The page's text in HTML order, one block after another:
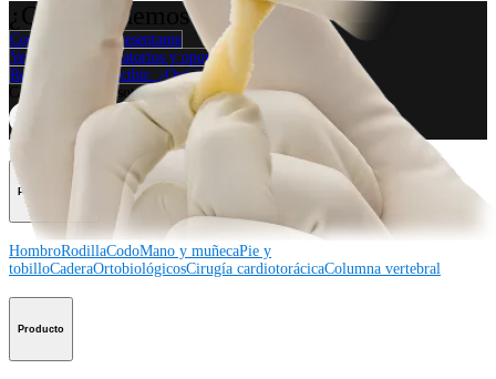
¿Cómo podemos ayudarlo?
Contacte a un representante
Ver eventos, laboratorios y oportunidades educativas
Regístrese para recibir: ¿Qué hay de nuevo en Arthrex?
Conéctese con nosotros
Procedimiento
HombroRodillaCodoMano y muñecaPie y
tobilloCaderaOrtobiológicosCirugía cardiotorácicaColumna vertebral
Producto